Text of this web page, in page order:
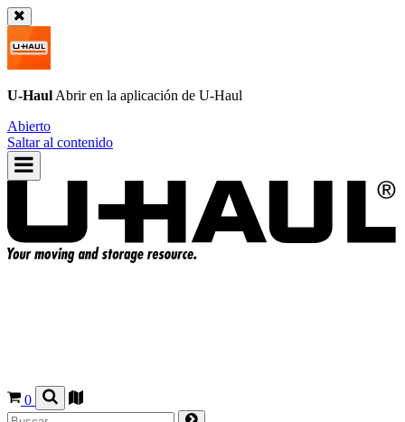
U-Haul Abrir en la aplicación de U-Haul
Abierto
Saltar al contenido
0